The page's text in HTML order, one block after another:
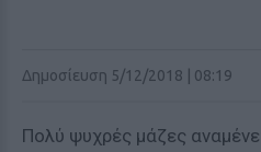
Δημοσίευση 5/12/2018 | 08:19
Πολύ ψυχρές μάζες